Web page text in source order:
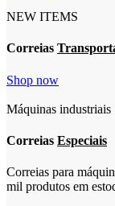
NEW ITEMS
Correias
Shop now
Máquinas industriais
Correias Especiais
Correias para
mil produtos em